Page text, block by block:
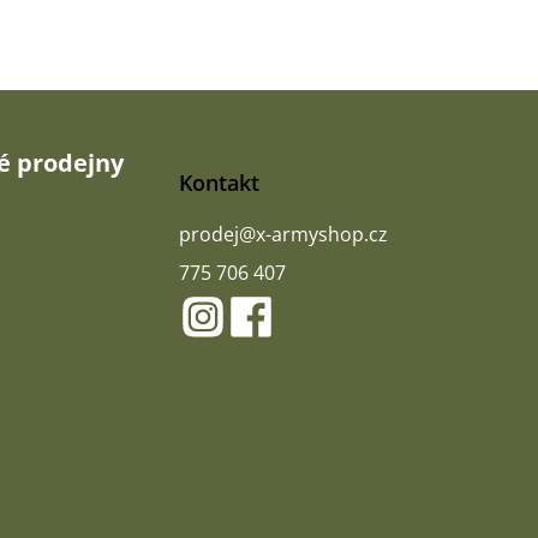
prodejny
Kontakt
prodej@x-armyshop.cz
775 706 407